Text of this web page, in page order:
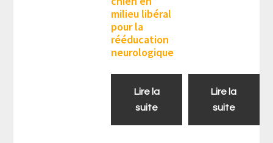
milieu libéral
pour la
rééducation
neurologique
Lire la
suite
Lire la
suite